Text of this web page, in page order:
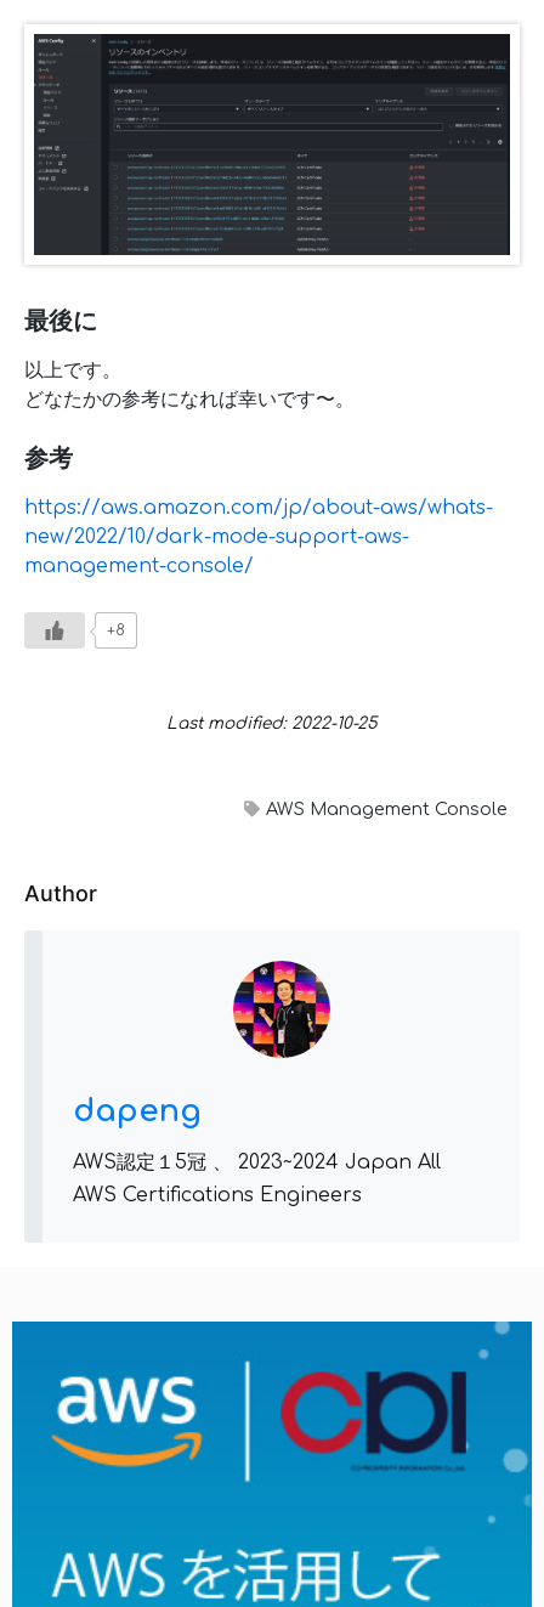
最後に
以上です。
どなたかの参考になれば幸いです〜。
参考
https://aws.amazon.com/jp/about-aws/whats-
new/2022/10/dark-mode-support-aws-
management-console/
+8
Last modified: 2022-10-25
AWS Management Console
Author
dapeng
AWS認定１5冠 、 2023~2024 Japan All
AWS Certifications Engineers